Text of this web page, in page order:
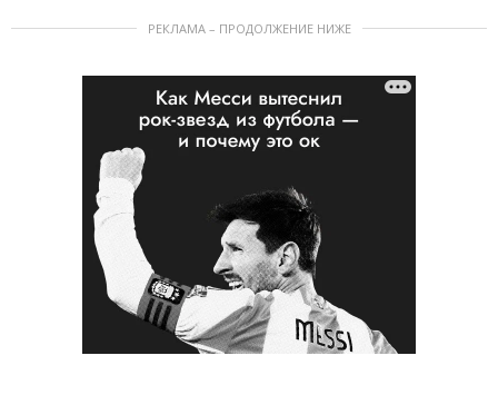
РЕКЛАМА – ПРОДОЛЖЕНИЕ НИЖЕ